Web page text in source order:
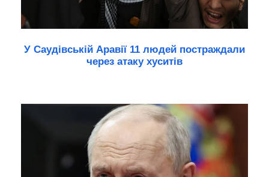
У Саудівській Аравії 11 людей постраждали
через атаку хуситів